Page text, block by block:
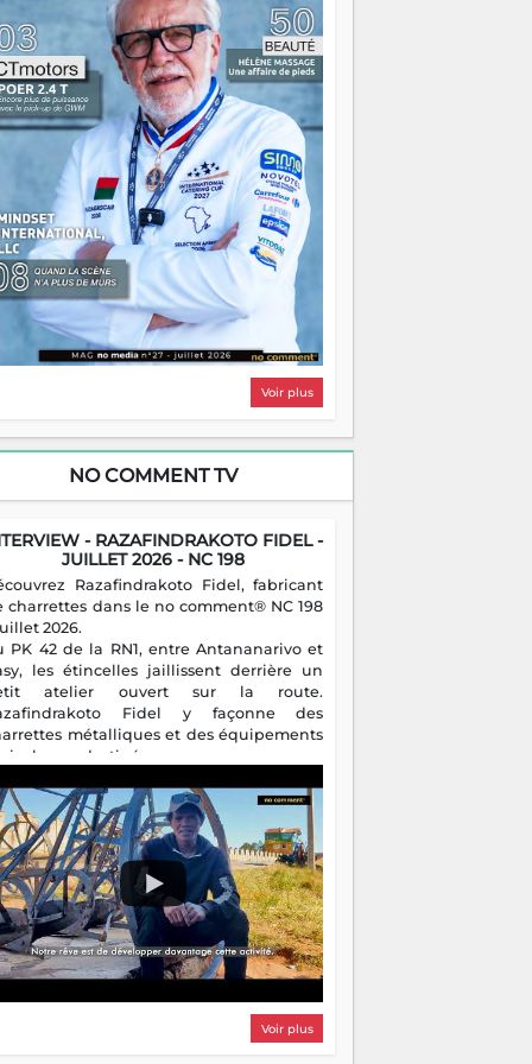
on pourrait s'arrêter là, applaudir et
chez soi satisfait. Mais ce serait
à côté d'une chose essentielle. La
ça brûle fort — et parfois, ça brûle
Une flamme sans direction peut
autant qu'elle peut consumer. C'est
que les aînés entrent en scène — pas
reprendre le gouvernail, mais pour
où sont les récifs. Les jeunes ont la
les vieux ont l'expérience, comme on
Ce n'est pas un combat de générations
c'est une question d'équipage. Partagez
réussites, mais aussi vos échecs. Surtout
échecs, d'ailleurs — ils enseignent
que n'importe quel manuel. À
la barque avance. Il faut juste
que tout le monde rame dans le
Voir plus
NO COMMENT TV
- RAZAFINDRAKOTO FIDEL -
JUILLET 2026 - NC 198
Razafindrakoto Fidel, fabricant
charrettes dans le no comment® NC 198
2026.
PK 42 de la RN1, entre Antananarivo et
les étincelles jaillissent derrière un
atelier ouvert sur la route.
Fidel y façonne des
métalliques et des équipements
destinés aux campagnes
il perpétue un métier discret mais
Voir plus